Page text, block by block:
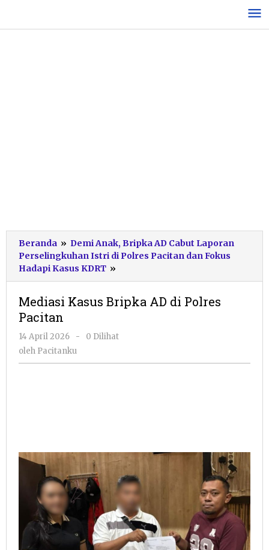
konten
Beranda » Demi Anak, Bripka AD Cabut Laporan
Perselingkuhan Istri di Polres Pacitan dan Fokus
Hadapi Kasus KDRT »
Kasus
AD
Polres
Mediasi Kasus Bripka AD di Polres
Pacitan
14 April 2026
oleh
Pacitanku
-
0 Dilihat
oleh Pacitanku